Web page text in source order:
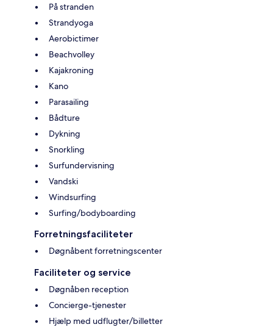
På stranden
Strandyoga
Aerobictimer
Beachvolley
Kajakroning
Kano
Parasailing
Bådture
Dykning
Snorkling
Surfundervisning
Vandski
Windsurfing
Surfing/bodyboarding
Forretningsfaciliteter
Døgnåbent forretningscenter
Faciliteter og service
Døgnåben reception
Concierge-tjenester
Hjælp med udflugter/billetter